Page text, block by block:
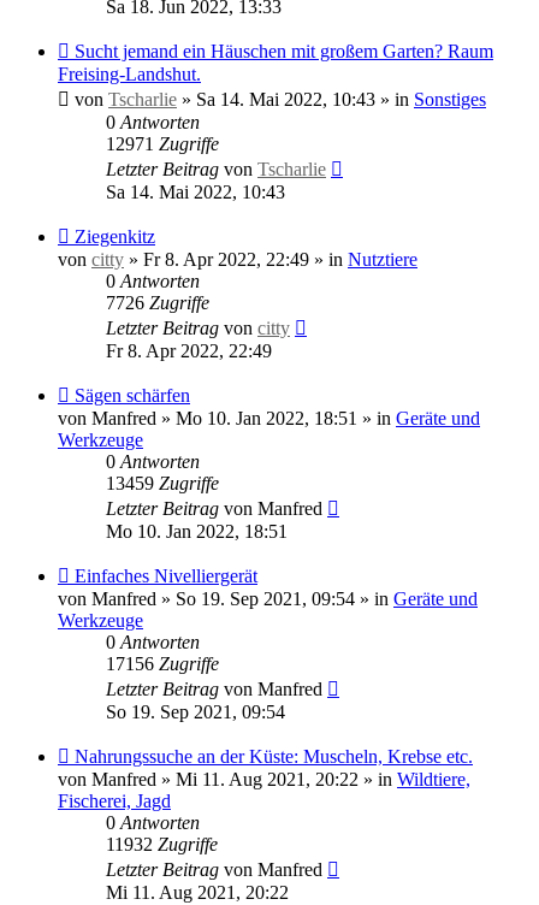
Sa 18. Jun 2022, 13:33
Neuer
Beitrag
Sucht jemand ein Häuschen mit großem Garten? Raum
Freising-Landshut.
von Tscharlie » Sa 14. Mai 2022, 10:43 » in Sonstiges
0 Antworten
12971 Zugriffe
Letzter Beitrag von Tscharlie
Sa 14. Mai 2022, 10:43
Neuer
Beitrag
Ziegenkitz
von citty » Fr 8. Apr 2022, 22:49 » in Nutztiere
0 Antworten
7726 Zugriffe
Letzter Beitrag von citty
Fr 8. Apr 2022, 22:49
Neuer
Beitrag
Sägen schärfen
von Manfred » Mo 10. Jan 2022, 18:51 » in Geräte und
Werkzeuge
0 Antworten
13459 Zugriffe
Letzter Beitrag von Manfred
Mo 10. Jan 2022, 18:51
Neuer
Beitrag
Einfaches Nivelliergerät
von Manfred » So 19. Sep 2021, 09:54 » in Geräte und
Werkzeuge
0 Antworten
17156 Zugriffe
Letzter Beitrag von Manfred
So 19. Sep 2021, 09:54
Neuer
Beitrag
Nahrungssuche an der Küste: Muscheln, Krebse etc.
von Manfred » Mi 11. Aug 2021, 20:22 » in Wildtiere,
Fischerei, Jagd
0 Antworten
11932 Zugriffe
Letzter Beitrag von Manfred
Mi 11. Aug 2021, 20:22